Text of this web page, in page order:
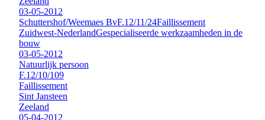
03-05-2012
Schuttershof/Weemaes BvF.12/11/24Faillissement
Zuidwest-NederlandGespecialiseerde werkzaamheden in de
bouw
03-05-2012
Natuurlijk persoon
F.12/10/109
Faillissement
Sint Jansteen
Zeeland
05-04-2012